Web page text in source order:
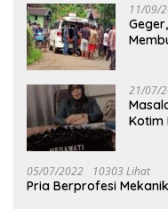
11/09/
21/07/
Kotim
05/07/2022 10303 Lihat
Pria Berprofesi